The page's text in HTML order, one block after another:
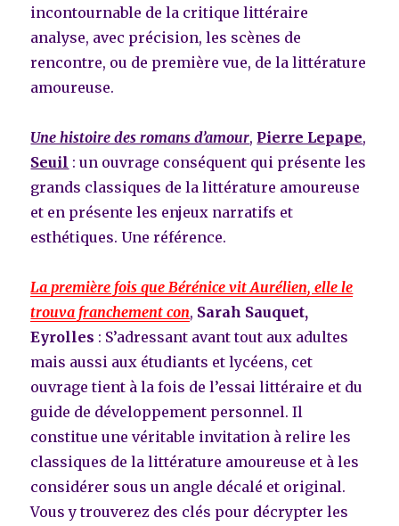
incontournable de la critique littéraire
analyse, avec précision, les scènes de
rencontre, ou de première vue, de la littérature
amoureuse.
Une histoire des romans d’amour, Pierre Lepape,
Seuil : un ouvrage conséquent qui présente les
grands classiques de la littérature amoureuse
et en présente les enjeux narratifs et
esthétiques. Une référence.
La première fois que Bérénice vit Aurélien, elle le
trouva franchement con, Sarah Sauquet,
Eyrolles : S’adressant avant tout aux adultes
mais aussi aux étudiants et lycéens, cet
ouvrage tient à la fois de l’essai littéraire et du
guide de développement personnel. Il
constitue une véritable invitation à relire les
classiques de la littérature amoureuse et à les
considérer sous un angle décalé et original.
Vous y trouverez des clés pour décrypter les